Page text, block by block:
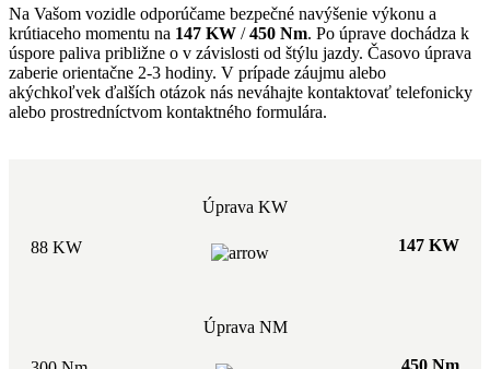
Na Vašom vozidle odporúčame bezpečné navýšenie výkonu a
krútiaceho momentu na 147 KW /450 Nm. Po úprave dochádza k
úspore paliva približne o v závislosti od štýlu jazdy. Časovo úprava
zaberie orientačne 2-3 hodiny. V prípade záujmu alebo
akýchkoľvek ďalších otázok nás neváhajte kontaktovať telefonicky
alebo prostredníctvom kontaktného formulára.
Úprava KW
88 KW 147 KW
Úprava NM
450 Nm